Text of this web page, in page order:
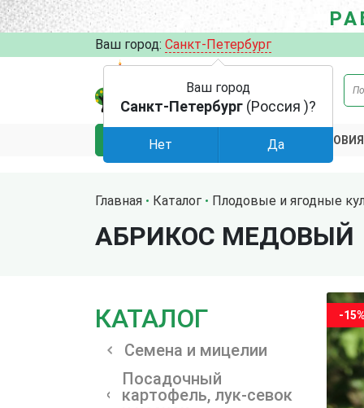
Ваш город: Санкт-Петербург
КАТАЛОГ АКЦИИ
Главная Каталог Плодовые и ягодные
АБРИКОС МЕДОВЫЙ
КАТАЛОГ
Семена и мицелии
Посадочный
картофель, лук-севок
-15%
Ваш город
Санкт-Петербург (Россия )?
Нет Да